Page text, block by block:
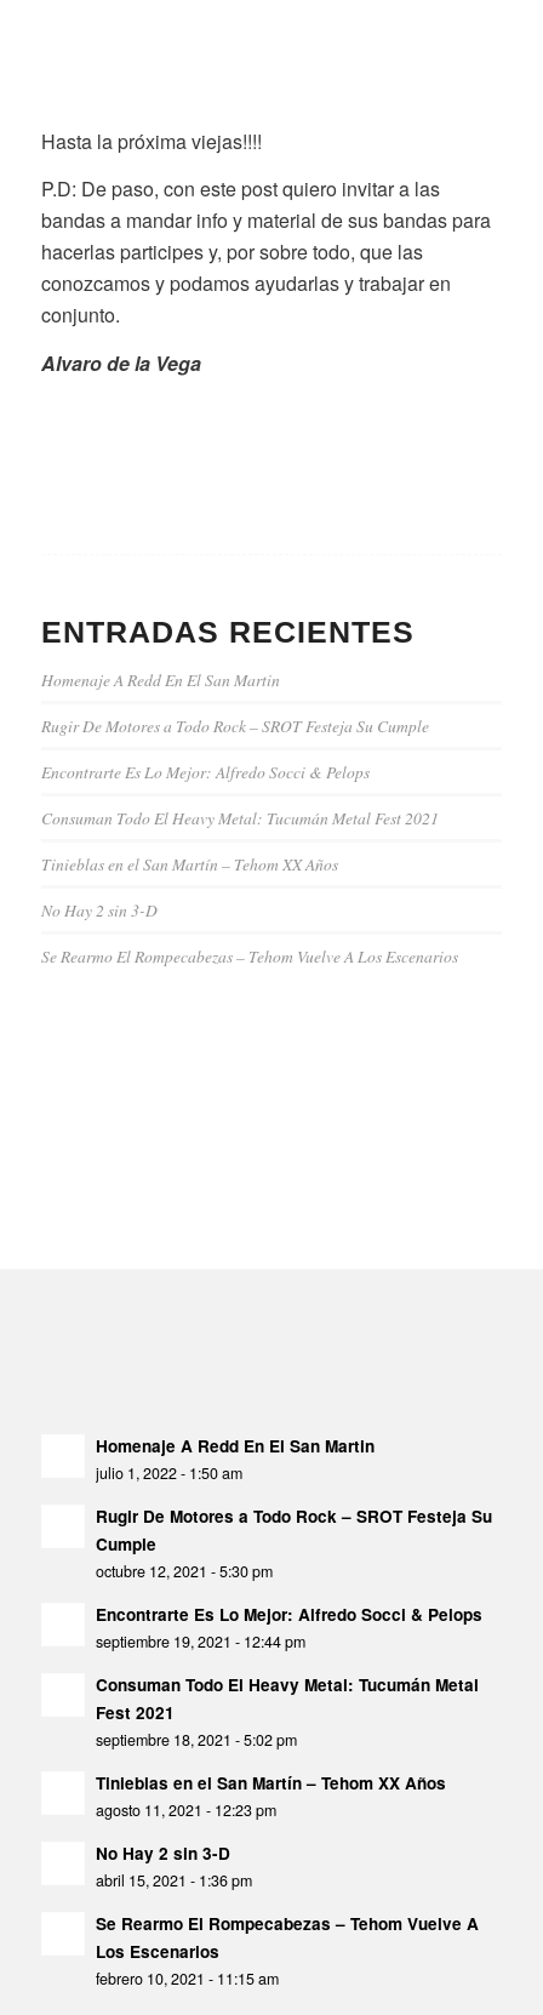
Hasta la próxima viejas!!!!
P.D: De paso, con este post quiero invitar a las
bandas a mandar info y material de sus bandas para
hacerlas participes y, por sobre todo, que las
conozcamos y podamos ayudarlas y trabajar en
conjunto.
Alvaro de la Vega
ENTRADAS RECIENTES
Homenaje A Redd En El San Martin
Rugir De Motores a Todo Rock – SROT Festeja Su Cumple
Encontrarte Es Lo Mejor: Alfredo Socci & Pelops
Consuman Todo El Heavy Metal: Tucumán Metal Fest 2021
Tinieblas en el San Martín – Tehom XX Años
No Hay 2 sin 3-D
Se Rearmo El Rompecabezas – Tehom Vuelve A Los Escenarios
Homenaje A Redd En El San Martin
julio 1, 2022 - 1:50 am
Rugir De Motores a Todo Rock – SROT Festeja Su
Cumple
octubre 12, 2021 - 5:30 pm
Encontrarte Es Lo Mejor: Alfredo Socci & Pelops
septiembre 19, 2021 - 12:44 pm
Consuman Todo El Heavy Metal: Tucumán Metal
Fest 2021
septiembre 18, 2021 - 5:02 pm
Tinieblas en el San Martín – Tehom XX Años
agosto 11, 2021 - 12:23 pm
No Hay 2 sin 3-D
abril 15, 2021 - 1:36 pm
Se Rearmo El Rompecabezas – Tehom Vuelve A
Los Escenarios
febrero 10, 2021 - 11:15 am